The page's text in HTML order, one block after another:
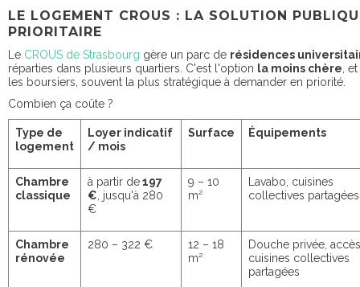
LE LOGEMENT CROUS : LA SOLUTION
PRIORITAIRE
Le CROUS de Strasbourg gère un parc de résidences
réparties dans plusieurs quartiers. C'est l'option la moins chère ,
les boursiers, souvent la plus stratégique à demander en priorité.
Combien ça coûte ?
Type de
logement
Loyer indicatif
/ mois
Surface Équipements
Chambre
classique
à partir de197
€ , jusqu'à 280
€
9 – 10
m²
Lavabo, cuisines
collectives partagées
Chambre
rénovée
280 – 322 €
12 – 18
m²
Douche privée,
cuisines collectives
partagées